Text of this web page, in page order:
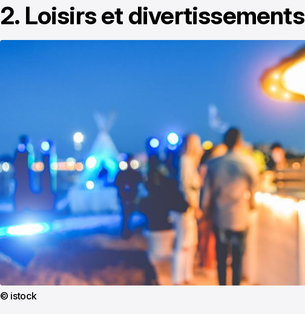
2. Loisirs et divertissements
© istock